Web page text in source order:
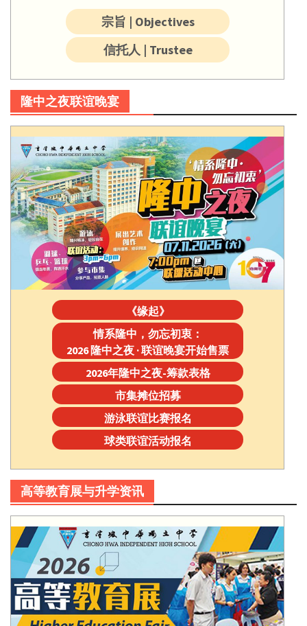
宗旨 | Objectives
信托人 | Trustee
隆中之夜联谊晚宴
《缘起》
情系隆中，勿忘初衷：
2026 隆中之夜 · 联谊晚宴开始售票
2026年隆中之夜-筹款表格
市集摊位招募
游泳联谊比赛报名
球类联谊活动报名
高等教育展与升学资讯